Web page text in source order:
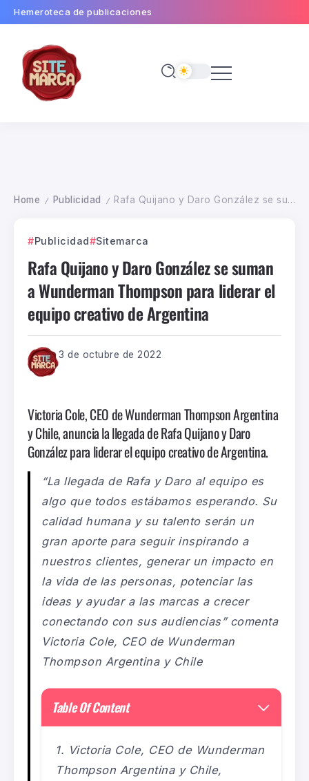
Hemeroteca de publicaciones
Home / Publicidad / Rafa Quijano y Daro González se suman a Wunderman Thompson para liderar el equipo creativo de Argentina
Publicidad Sitemarca
Rafa Quijano y Daro González se suman
a Wunderman Thompson para liderar el
equipo creativo de Argentina
3 de octubre de 2022
Victoria Cole, CEO de Wunderman Thompson Argentina
y Chile, anuncia la llegada de Rafa Quijano y Daro
González para liderar el equipo creativo de Argentina.
“La llegada de Rafa y Daro al equipo es
algo que todos estábamos esperando. Su
calidad humana y su talento serán un
gran aporte para seguir inspirando a
nuestros clientes, generar un impacto en
la vida de las personas, potenciar las
ideas y ayudar a las marcas a crecer
conectando con sus audiencias ” comenta
Victoria Cole, CEO de Wunderman
Thompson Argentina y Chile
Table Of Content
Victoria Cole, CEO de Wunderman
Thompson Argentina y Chile,